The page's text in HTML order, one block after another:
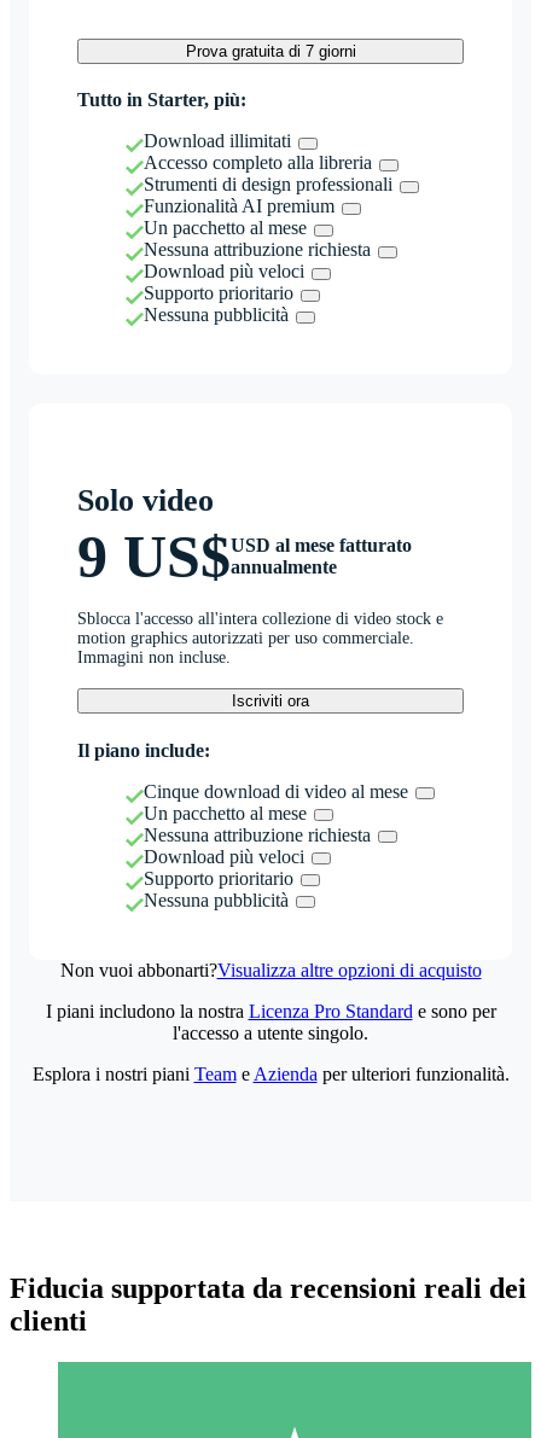
Prova gratuita di 7 giorni
Tutto in Starter, più:
Download illimitati
Accesso completo alla libreria
Strumenti di design professionali
Funzionalità AI premium
Un pacchetto al mese
Nessuna attribuzione richiesta
Download più veloci
Supporto prioritario
Nessuna pubblicità
Solo video
9 US$USD al mese fatturato
annualmente
Sblocca l'accesso all'intera collezione di video stock e
motion graphics autorizzati per uso commerciale.
Immagini non incluse.
Iscriviti ora
Il piano include:
Cinque download di video al mese
Un pacchetto al mese
Nessuna attribuzione richiesta
Download più veloci
Supporto prioritario
Nessuna pubblicità
Non vuoi abbonarti?Visualizza altre opzioni di acquisto
I piani includono la nostra Licenza Pro Standard e sono per
l'accesso a utente singolo.
Esplora i nostri piani Teame Azienda per ulteriori funzionalità.
Fiducia supportata da recensioni reali dei
clienti